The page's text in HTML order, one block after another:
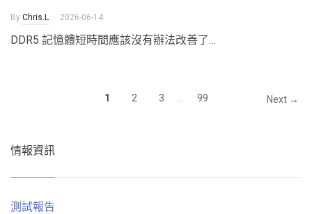
By Chris.L 2026-06-14
DDR5 記憶體短時間應該沒有辦法改善了…
1 2 3 99 Next →
情報資訊
測試報告